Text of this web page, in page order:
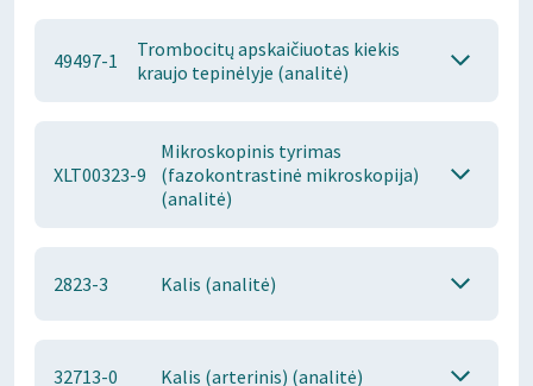
49497-1
Trombocitų apskaičiuotas kiekis
kraujo tepinėlyje (analitė)
XLT00323-9
Mikroskopinis tyrimas
(fazokontrastinė mikroskopija)
(analitė)
2823-3 Kalis (analitė)
32713-0 Kalis (arterinis) (analitė)